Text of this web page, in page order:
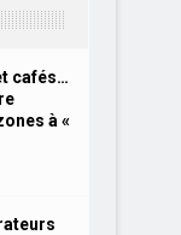
cafés…
à «